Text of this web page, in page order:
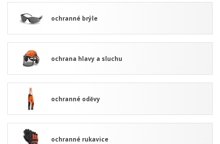
ochranné brýle
ochrana hlavy a sluchu
ochranné oděvy
ochranné rukavice